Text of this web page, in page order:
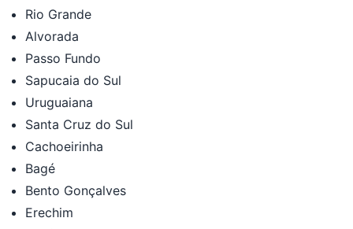
Rio Grande
Alvorada
Passo Fundo
Sapucaia do Sul
Uruguaiana
Santa Cruz do Sul
Cachoeirinha
Bagé
Bento Gonçalves
Erechim